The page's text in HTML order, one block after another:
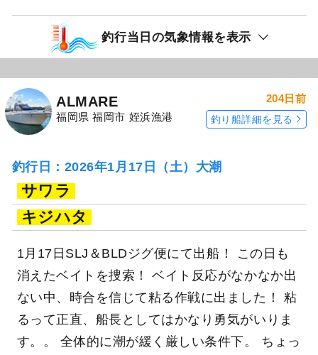
釣行当日の気象情報を表示
ALMARE
福岡県 福岡市 姪浜漁港
204日前
釣り船詳細を見る
釣行日：2026年1月17日（土）大潮
サワラ
キジハタ
1月17日SLJ＆BLDジグ便にて出船！ この日も
消えたベイトを捜索！ ベイト反応がなかなか出
ない中、時合を信じて粘る作戦に出ました！ 粘
るって正直、船長としてはかなり勇気がいりま
す。。 全体的に潮が緩く厳しい条件下。 ちょっ